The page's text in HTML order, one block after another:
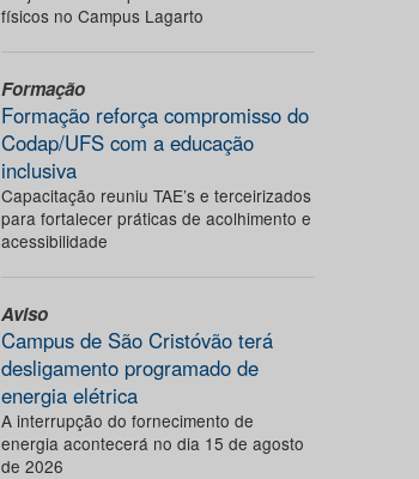
físicos no Campus Lagarto
Formação
Formação reforça compromisso do
Codap/UFS com a educação
inclusiva
Capacitação reuniu TAE’s e terceirizados
para fortalecer práticas de acolhimento e
acessibilidade
Aviso
Campus de São Cristóvão terá
desligamento programado de
energia elétrica
A interrupção do fornecimento de
energia acontecerá no dia 15 de agosto
de 2026